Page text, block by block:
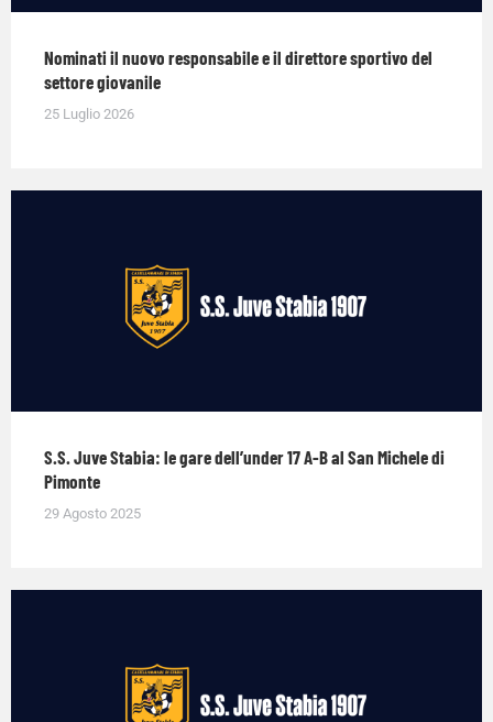
Nominati il nuovo responsabile e il direttore sportivo del
settore giovanile
25 Luglio 2026
S.S. Juve Stabia: le gare dell’under 17 A-B al San Michele di
Pimonte
29 Agosto 2025